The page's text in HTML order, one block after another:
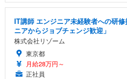
IT講師 エンジニア未経験者への研
ニアからジョブチェンジ歓迎」
株式会社リゾーム
東京都
月給28万円～
正社員